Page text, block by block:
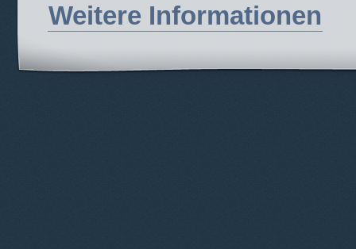
Weitere Informationen